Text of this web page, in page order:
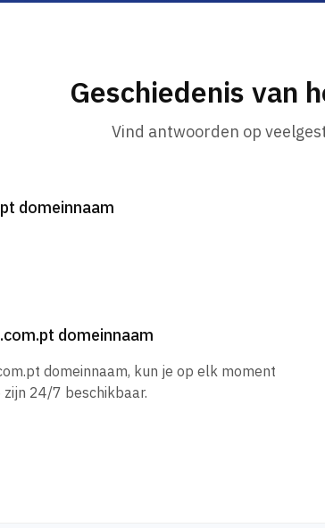
Geschiedenis van
Vind antwoorden op
domeinnaam
domeinnaam
domeinnaam, kun je op elk moment
24/7 beschikbaar.